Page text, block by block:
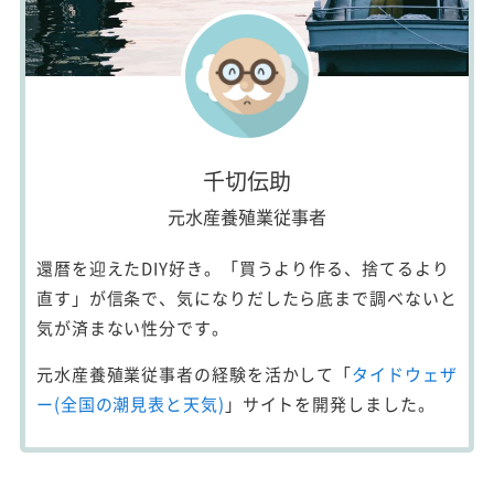
千切伝助
元水産養殖業従事者
還暦を迎えたDIY好き。「買うより作る、捨てるより
直す」が信条で、気になりだしたら底まで調べないと
気が済まない性分です。
元水産養殖業従事者の経験を活かして「タイドウェザ
ー(全国の潮見表と天気) 」サイトを開発しました。